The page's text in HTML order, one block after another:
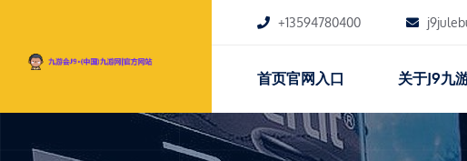
+13594780400
首页官网入口 关于j9九